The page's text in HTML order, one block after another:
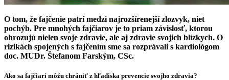
O tom, že fajčenie patrí medzi najrozšírenejší zlozvyk, niet
pochýb. Pre mnohých fajčiarov je to priam závislosť, ktorou
ohrozujú nielen svoje zdravie, ale aj zdravie svojich blízkych. O
rizikách spojených s fajčením sme sa rozprávali s kardiológom
doc. MUDr. Štefanom Farským, CSc.
Ako sa fajčiari môžu chrániť z hľadiska prevencie svojho zdravia?